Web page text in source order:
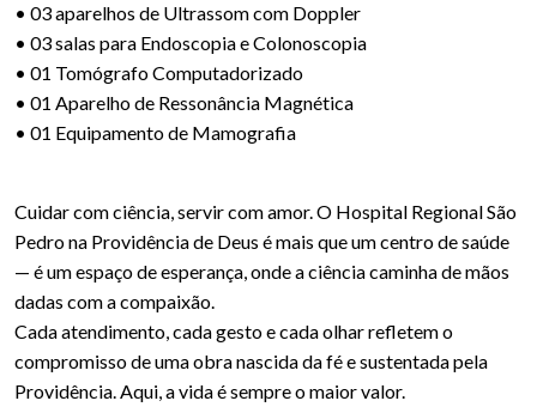
• 03 aparelhos de Ultrassom com Doppler
• 03 salas para Endoscopia e Colonoscopia
• 01 Tomógrafo Computadorizado
• 01 Aparelho de Ressonância Magnética
• 01 Equipamento de Mamografia
Cuidar com ciência, servir com amor. O Hospital Regional São
Pedro na Providência de Deus é mais que um centro de saúde
— é um espaço de esperança, onde a ciência caminha de mãos
dadas com a compaixão.
Cada atendimento, cada gesto e cada olhar refletem o
compromisso de uma obra nascida da fé e sustentada pela
Providência. Aqui, a vida é sempre o maior valor.